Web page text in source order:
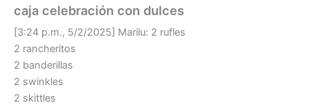
caja celebración con dulces
[3:24 p.m., 5/2/2025] Marilu: 2 rufles
2 rancheritos
2 banderillas
2 swinkles
2 skittles